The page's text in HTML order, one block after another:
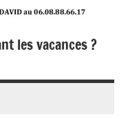
les vacances ?